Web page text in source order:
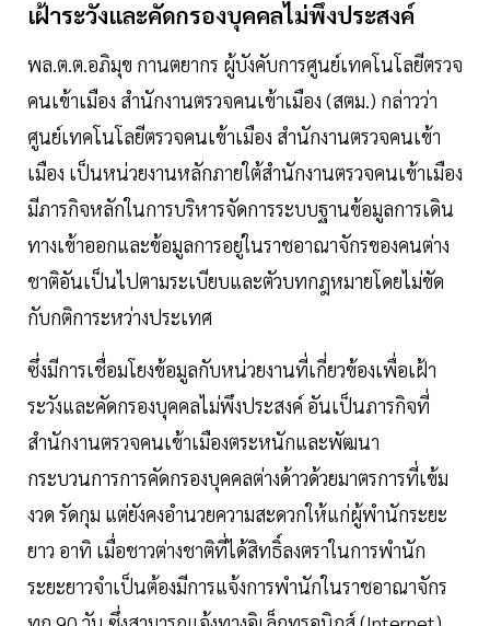
เฝ้าระวังและคัดกรองบุคคลไม่พึงประสงค์
พล.ต.ต.อภิมุข กานตยากร ผู้บังคับการศูนย์เทคโนโลยีตรวจ
คนเข้าเมือง สำนักงานตรวจคนเข้าเมือง (สตม.) กล่าวว่า
ศูนย์เทคโนโลยีตรวจคนเข้าเมือง สำนักงานตรวจคนเข้า
เมือง เป็นหน่วยงานหลักภายใต้สำนักงานตรวจคนเข้าเมือง
มีภารกิจหลักในการบริหารจัดการระบบฐานข้อมูลการเดิน
ทางเข้าออกและข้อมูลการอยู่ในราชอาณาจักรของคนต่าง
ชาติอันเป็นไปตามระเบียบและตัวบทกฎหมายโดยไม่ขัด
กับกติการะหว่างประเทศ
ซึ่งมีการเชื่อมโยงข้อมูลกับหน่วยงานที่เกี่ยวข้องเพื่อเฝ้า
ระวังและคัดกรองบุคคลไม่พึงประสงค์ อันเป็นภารกิจที่
สำนักงานตรวจคนเข้าเมืองตระหนักและพัฒนา
กระบวนการการคัดกรองบุคคลต่างด้าวด้วยมาตรการที่เข้ม
งวด รัดกุม แต่ยังคงอำนวยความสะดวกให้แก่ผู้พำนักระยะ
ยาว อาทิ เมื่อชาวต่างชาติที่ได้สิทธิ์ลงตราในการพำนัก
ระยะยาวจำเป็นต้องมีการแจ้งการพำนักในราชอาณาจักร